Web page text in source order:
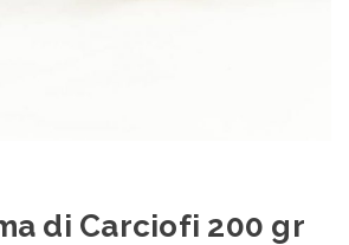
di Carciofi 200 gr